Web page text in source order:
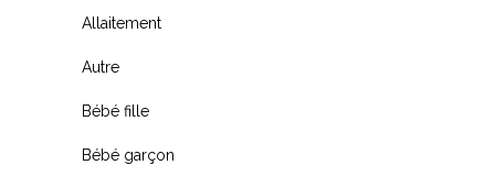
Allaitement
Autre
Bébé fille
Bébé garçon